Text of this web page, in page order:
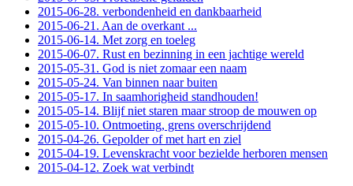
2015-06-28. verbondenheid en dankbaarheid
2015-06-21. Aan de overkant ...
2015-06-14. Met zorg en toeleg
2015-06-07. Rust en bezinning in een jachtige wereld
2015-05-31. God is niet zomaar een naam
2015-05-24. Van binnen naar buiten
2015-05-17. In saamhorigheid standhouden!
2015-05-14. Blijf niet staren maar stroop de mouwen op
2015-05-10. Ontmoeting, grens overschrijdend
2015-04-26. Gepolder of met hart en ziel
2015-04-19. Levenskracht voor bezielde herboren mensen
2015-04-12. Zoek wat verbindt